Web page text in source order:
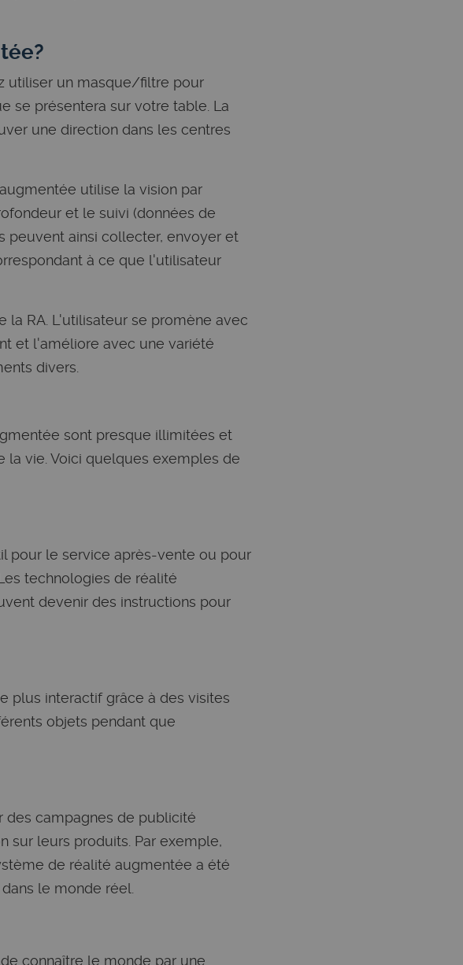
utiliser un masque/filtre pour
se présentera sur votre table. La
une direction dans les centres
utilise la vision par
et le suivi (données de
peuvent ainsi collecter, envoyer et
à ce que l'utilisateur
RA. L'utilisateur se promène avec
et l'améliore avec une variété
divers.
sont presque illimitées et
vie. Voici quelques exemples de
pour le service après-vente ou pour
technologies de réalité
devenir des instructions pour
plus interactif grâce à des visites
objets pendant que
des campagnes de publicité
sur leurs produits. Par exemple,
de réalité augmentée a été
le monde réel.
connaître le monde par une